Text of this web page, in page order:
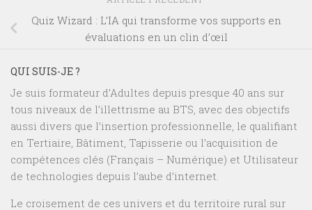
Quiz Wizard : L’IA qui transforme vos supports en
évaluations en un clin d’œil
QUI SUIS-JE ?
Je suis formateur d’Adultes depuis presque 40 ans sur
tous niveaux de l’illettrisme au BTS, avec des objectifs
aussi divers que l’insertion professionnelle, le qualifiant
en Tertiaire, Bâtiment, Tapisserie ou l’acquisition de
compétences clés (Français – Numérique) et Utilisateur
de technologies depuis l’aube d’internet.
Le croisement de ces univers et du territoire rural sur